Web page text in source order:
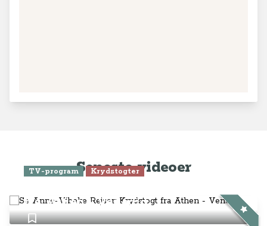
Seneste videoer
TV-program Krydstogter
fra Athen - Venedig